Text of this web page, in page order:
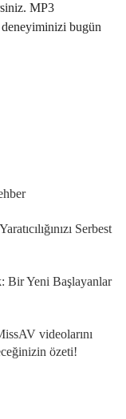
MP3
deneyiminizi bugün
Serbest
Bir Yeni Başlayanlar
videolarını
özeti!